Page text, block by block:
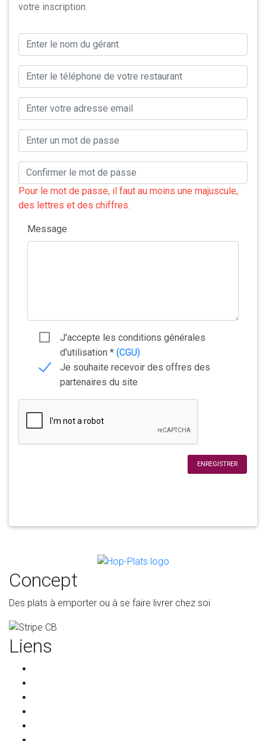
votre inscription.
Pour le mot de passe, il faut au moins une majuscule,
des lettres et des chiffres.
Message
J'accepte les conditions générales
d'utilisation * (CGU)
Je souhaite recevoir des offres des
partenaires du site
ENREGISTRER
Concept
Des plats à emporter ou à se faire livrer chez soi
Liens